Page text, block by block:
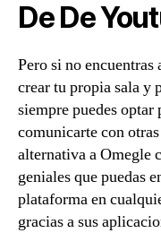
De De
Pero si no encuentras
crear tu propia sala y
siempre puedes optar
comunicarte con
alternativa a Omegle
geniales que puedas
plataforma en
gracias a sus